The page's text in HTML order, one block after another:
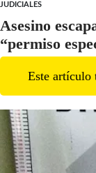
JUDICIALES
Asesino
“permiso
Este artículo